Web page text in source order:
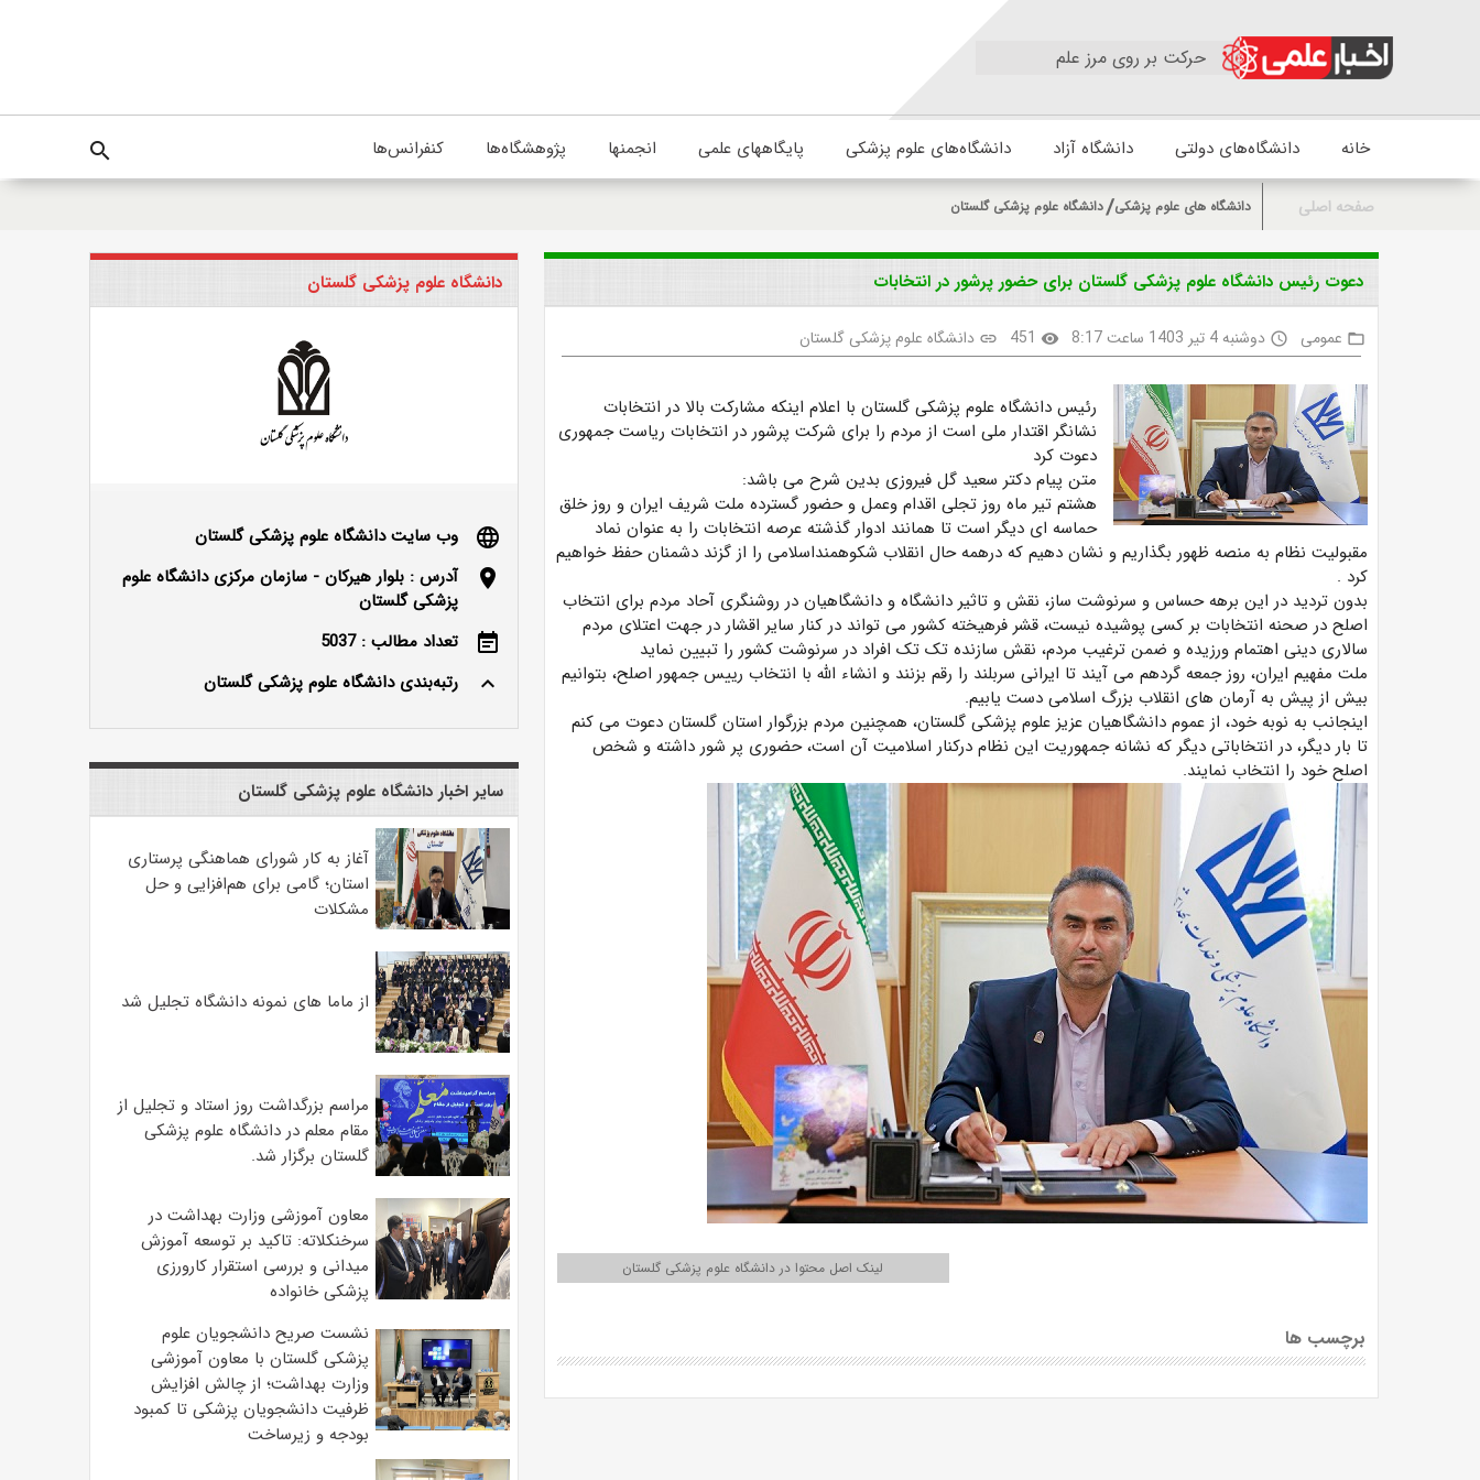
حرکت بر روی مرز علم
خانه دانشگاه‌های دولتی دانشگاه آزاد دانشگاه‌های علوم پزشکی پایگاههای علمی انجمنها پژوهشگاه‌ها کنفرانس‌ها search
صفحه اصلی دانشگاه های علوم پزشکی دانشگاه علوم پزشکی گلستان
دعوت رئیس دانشگاه علوم پزشکی گلستان برای حضور پرشور در انتخابات
folder_open عمومی access_time دوشنبه 4 تیر 1403 ساعت 8:17 visibility
451
link دانشگاه علوم پزشکی گلستان
رئیس دانشگاه علوم پزشکی گلستان با اعلام اینکه مشارکت بالا در انتخابات
نشانگر اقتدار ملی است از مردم را برای شرکت پرشور در انتخابات ریاست جمهوری
دعوت کرد
متن پیام دکتر سعید گل فیروزی بدین شرح می باشد:
هشتم تیر ماه روز تجلی اقدام وعمل و حضور گسترده ملت شریف ایران و روز خلق
حماسه ای دیگر است تا همانند ادوار گذشته عرصه انتخابات را به عنوان نماد
مقبولیت نظام به منصه ظهور بگذاریم و نشان دهیم که درهمه حال انقلاب شکوهمنداسلامی را از گزند دشمنان حفظ خواهیم
کرد .
بدون تردید در این برهه حساس و سرنوشت ساز، نقش و تاثیر دانشگاه و دانشگاهیان در روشنگری آحاد مردم برای انتخاب
اصلح در صحنه انتخابات بر کسی پوشیده نیست، قشر فرهیخته کشور می تواند در کنار سایر اقشار در جهت اعتلای مردم
سالاری دینی اهتمام ورزیده و ضمن ترغیب مردم، نقش سازنده تک تک افراد در سرنوشت کشور را تبیین نماید
ملت مفهیم ایران، روز جمعه گردهم می آیند تا ایرانی سربلند را رقم بزنند و انشاء الله با انتخاب رییس جمهور اصلح، بتوانیم
بیش از پیش به آرمان های انقلاب بزرگ اسلامی دست یابیم.
اینجانب به نوبه خود، از عموم دانشگاهیان عزیز علوم پزشکی گلستان، همچنین مردم بزرگوار استان گلستان دعوت می کنم
تا بار دیگر، در انتخاباتی دیگر که نشانه جمهوریت این نظام درکنار اسلامیت آن است، حضوری پر شور داشته و شخص
اصلح خود را انتخاب نمایند.
لینک اصل محتوا در دانشگاه علوم پزشکی گلستان
برچسب ها
دانشگاه علوم پزشکی گلستان
language
وب سایت دانشگاه علوم پزشکی گلستان
location_on
آدرس : بلوار هیرکان - سازمان مرکزی دانشگاه علوم
پزشکی گلستان
event_note
تعداد مطالب : 5037
keyboard_arrow_up
رتبه‌بندی دانشگاه علوم پزشکی گلستان
سایر اخبار دانشگاه علوم پزشکی گلستان
آغاز به کار شورای هماهنگی پرستاری
استان؛ گامی برای هم‌افزایی و حل
مشکلات
از ماما های نمونه دانشگاه تجلیل شد
مراسم بزرگداشت روز استاد و تجلیل از
مقام معلم در دانشگاه علوم پزشکی
گلستان برگزار شد.‌
معاون آموزشی وزارت بهداشت در
سرخنکلاته: تاکید بر توسعه آموزش
میدانی و بررسی استقرار کارورزی
پزشکی ‌خانواده
نشست صریح دانشجویان علوم
پزشکی گلستان با معاون آموزشی
وزارت بهداشت؛ از چالش افزایش
ظرفیت دانشجویان ‌پزشکی تا کمبود
بودجه و زیرساخت